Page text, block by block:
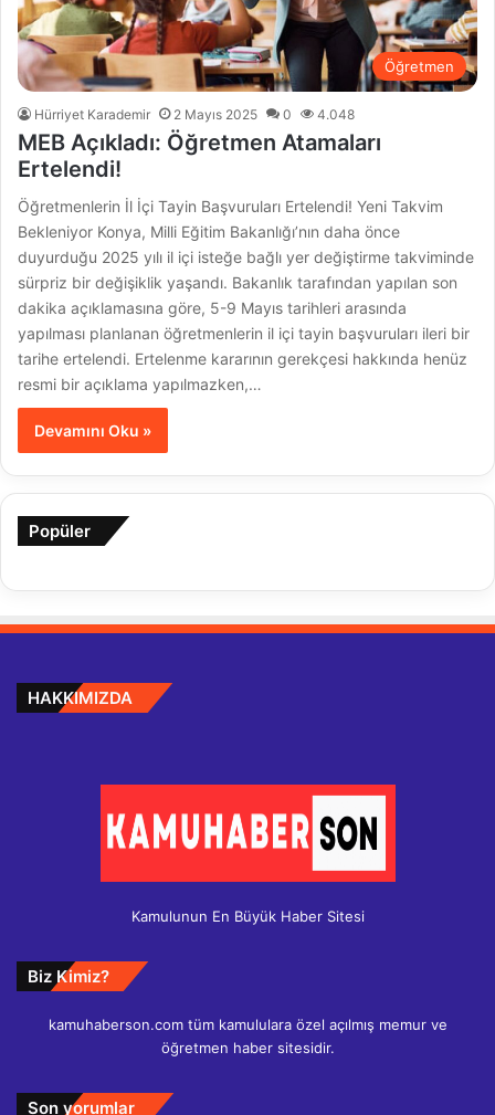
Öğretmen
Hürriyet Karademir 2 Mayıs 2025 0 4.048
MEB Açıkladı: Öğretmen Atamaları
Ertelendi!
Öğretmenlerin İl İçi Tayin Başvuruları Ertelendi! Yeni Takvim
Bekleniyor Konya, Milli Eğitim Bakanlığı’nın daha önce
duyurduğu 2025 yılı il içi isteğe bağlı yer değiştirme takviminde
sürpriz bir değişiklik yaşandı. Bakanlık tarafından yapılan son
dakika açıklamasına göre, 5-9 Mayıs tarihleri arasında
yapılması planlanan öğretmenlerin il içi tayin başvuruları ileri bir
tarihe ertelendi. Ertelenme kararının gerekçesi hakkında henüz
resmi bir açıklama yapılmazken,…
Devamını Oku »
Popüler
HAKKIMIZDA
Kamulunun En Büyük Haber Sitesi
Biz Kimiz?
kamuhaberson.com tüm kamululara özel açılmış memur ve
öğretmen haber sitesidir.
Son yorumlar